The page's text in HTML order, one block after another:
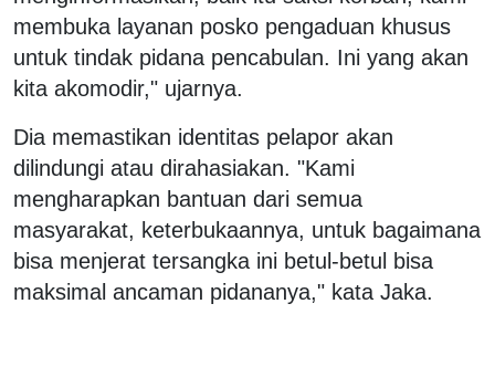
membuka layanan posko pengaduan khusus
untuk tindak pidana pencabulan. Ini yang akan
kita akomodir," ujarnya.
Dia memastikan identitas pelapor akan
dilindungi atau dirahasiakan. "Kami
mengharapkan bantuan dari semua
masyarakat, keterbukaannya, untuk bagaimana
bisa menjerat tersangka ini betul-betul bisa
maksimal ancaman pidananya," kata Jaka.